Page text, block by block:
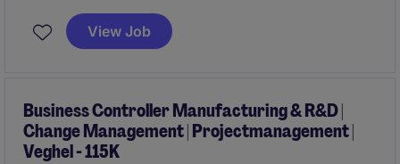
het gebied van debiteuren-, crediteuren- en
grootboekbeheer. Je komt terecht in een informele
de business en een belangrijke bijdrage levert aan
rapportages en financiële processen.
View Job
Business Controller Manufacturing & R&D |
Change Management | Projectmanagement |
Veghel - 115K